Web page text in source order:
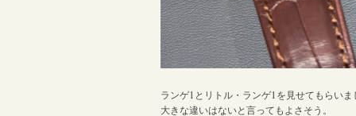
ランゲ1 とリトル・ランゲ1 を見せてもらいま
大きな違いはないと言ってもよさそう。